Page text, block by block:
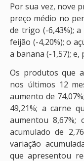
Por sua vez, nove
preço médio no
de trigo (-6,43%);
feijão (-4,20%); o
a banana (-1,57);
Os produtos que
nos últimos 12
aumento de
49,21%; a carne
aumentou
acumulado de
variação
que apresentou